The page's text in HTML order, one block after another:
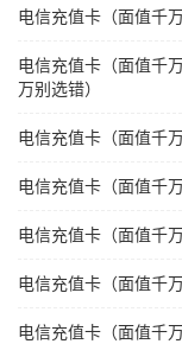
电信充值卡（面值千
电信充值卡（面值千
万别选错）
电信充值卡（面值千
电信充值卡（面值千
电信充值卡（面值千
电信充值卡（面值千
电信充值卡（面值千